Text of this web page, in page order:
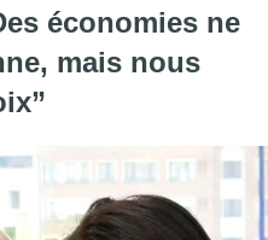
économies ne
mais nous